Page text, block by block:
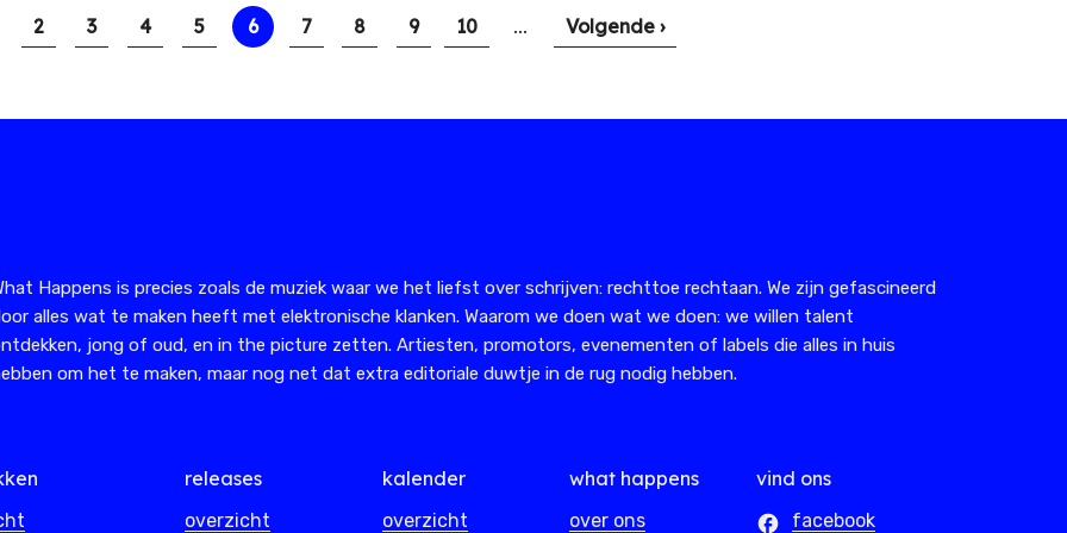
Pagina
2 Pagina
3 Pagina
4 Pagina
5
Huidige
pagina
6 Pagina
7 Pagina
8 Pagina
9 Pagina
10 …
Volgende
pagina
Volgende ›
Happens is precies zoals de muziek waar we het liefst over schrijven: rechttoe rechtaan. We zijn gefascineerd
alles wat te maken heeft met elektronische klanken. Waarom we doen wat we doen: we willen talent
jong of oud, en in the picture zetten. Artiesten, promotors, evenementen of labels die alles in huis
om het te maken, maar nog net dat extra editoriale duwtje in de rug nodig hebben.
releases
overzicht
kalender
overzicht
what happens
over ons
vind ons
facebook